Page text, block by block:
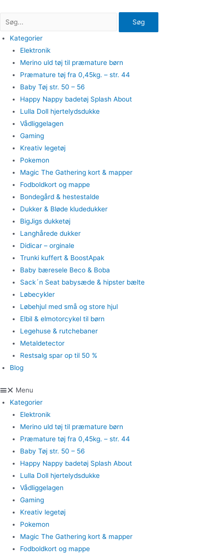
Søg
Kategorier
Elektronik
Merino uld tøj til præmature børn
Præmature tøj fra 0,45kg. – str. 44
Baby Tøj str. 50 – 56
Happy Nappy badetøj Splash About
Lulla Doll hjertelydsdukke
Vådliggelagen
Gaming
Kreativ legetøj
Pokemon
Magic The Gathering kort & mapper
Fodboldkort og mappe
Bondegård & hestestalde
Dukker & Bløde kludedukker
BigJigs dukketøj
Langhårede dukker
Didicar – orginale
Trunki kuffert & BoostApak
Baby bæresele Beco & Boba
Sack´n Seat babysæde & hipster bælte
Løbecykler
Løbehjul med små og store hjul
Elbil & elmotorcykel til børn
Legehuse & rutchebaner
Metaldetector
Restsalg spar op til 50 %
Blog
Menu
Kategorier
Elektronik
Merino uld tøj til præmature børn
Præmature tøj fra 0,45kg. – str. 44
Baby Tøj str. 50 – 56
Happy Nappy badetøj Splash About
Lulla Doll hjertelydsdukke
Vådliggelagen
Gaming
Kreativ legetøj
Pokemon
Magic The Gathering kort & mapper
Fodboldkort og mappe